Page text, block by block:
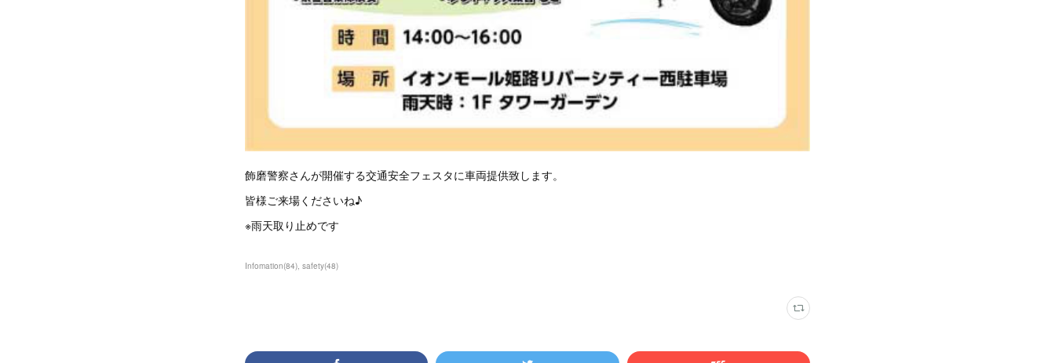
飾磨警察さんが開催する交通安全フェスタに車両提供致します。
皆様ご来場くださいね♪
※雨天取り止めです
Infomation(84) safety(48)